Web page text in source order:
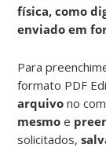
física, como
enviado em
Para
formato PDF
arquivono
mesmo e
solicitados,